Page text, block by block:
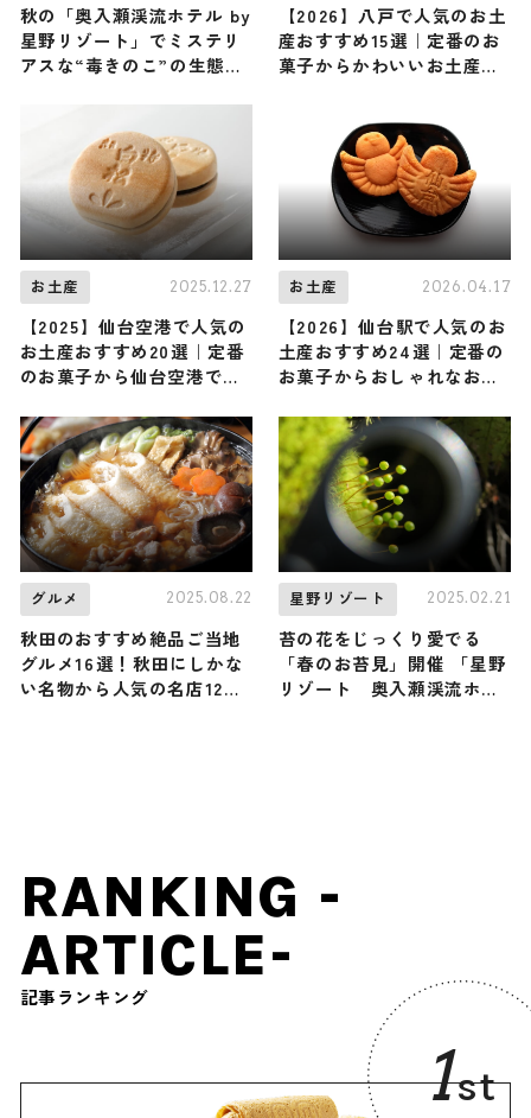
秋の「奥入瀬渓流ホテル by
星野リゾート」でミステリ
アスな“毒きのこ”の生態を
【2026】八戸で人気のお土
産おすすめ15選｜定番のお
菓子からかわいいお土産・
お土産 2025.12.27
【2025】仙台空港で人気の
お土産おすすめ20選｜定番
のお菓子から仙台空港でし
お土産 2026.04.17
【2026】仙台駅で人気のお
土産おすすめ24選｜定番の
お菓子からおしゃれなお土
まで幅広く紹介
グルメ 2025.08.22
秋田のおすすめ絶品ご当地
グルメ16選！秋田にしかな
い名物から人気の名店12選
星野リゾート 2025.02.21
苔の花をじっくり愛でる
「春のお苔見」開催 「星野
リゾート 奥入瀬渓流ホテ
RANKING -
ARTICLE-
記事ランキング
1st